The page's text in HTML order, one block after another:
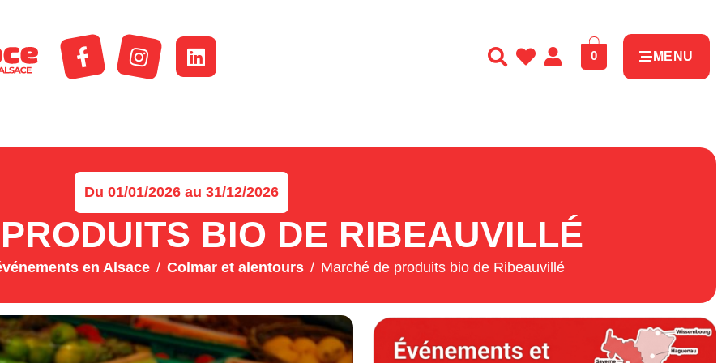
0 MENU
Du 01/01/2026 au 31/12/2026
BIO DE RIBEAUVILLÉ
en Alsace Colmar et alentours Marché de produits bio de Ribeauvillé